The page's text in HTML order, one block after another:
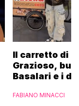
Il carretto di
Grazioso,
Basalari e i
Ferrero”
FABIANO MINACCI